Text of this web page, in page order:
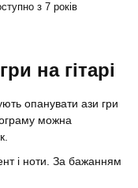
з 7 років
на гітарі
опанувати ази гри
можна
і ноти. За бажанням